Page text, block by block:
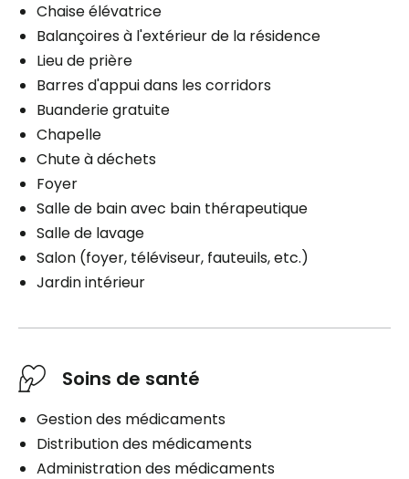
Chaise élévatrice
Balançoires à l'extérieur de la résidence
Lieu de prière
Barres d'appui dans les corridors
Buanderie gratuite
Chapelle
Chute à déchets
Foyer
Salle de bain avec bain thérapeutique
Salle de lavage
Salon (foyer, téléviseur, fauteuils, etc.)
Jardin intérieur
Soins de santé
Gestion des médicaments
Distribution des médicaments
Administration des médicaments